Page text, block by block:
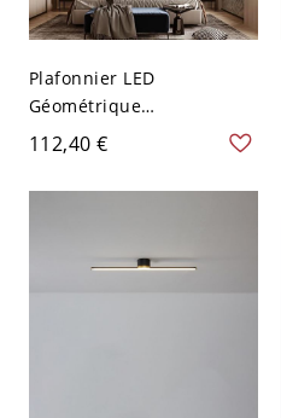
Plafonnier LED
Géométrique
Contemporain, Luminaire
à Anneaux Entrelacés
pour Chambre Couloir -
112,40 €